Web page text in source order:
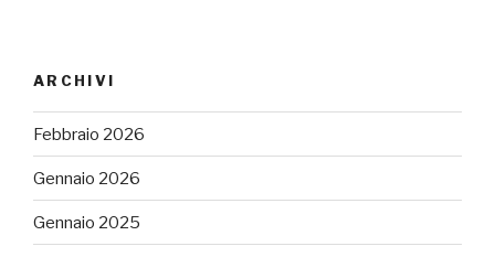
ARCHIVI
Febbraio 2026
Gennaio 2026
Gennaio 2025